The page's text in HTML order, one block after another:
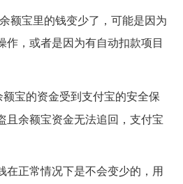
额宝里的钱变少了，可能是因为
作，或者是因为有自动扣款项目
宝的资金受到支付宝的安全保
且余额宝资金无法追回，支付宝
在正常情况下是不会变少的，用